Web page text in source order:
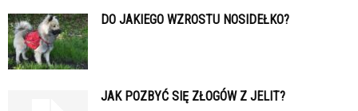
DO JAKIEGO WZROSTU NOSIDEŁKO?
JAK POZBYĆ SIĘ ZŁOGÓW Z JELIT?